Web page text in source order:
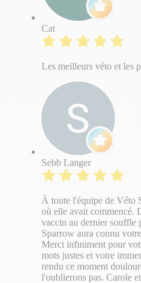
Cat
Les meilleurs véto et les
Sebb Langer
​À toute l'équipe de Véto
où elle avait commencé.
vaccin au dernier souffle
Sparrow aura connu
Merci infiniment pour
mots justes et votre
rendu ce moment
l'oublierons pas. Carole